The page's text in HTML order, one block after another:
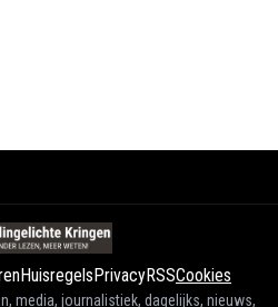
HuisregelsPrivacyRSSCookies
media, journalistiek, dagelijks, nieuws,